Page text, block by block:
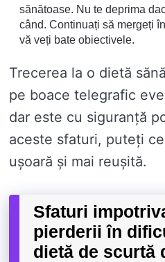
sănătoase. Nu te deprima
când. Continuați să mergeți
vă veți bate obiectivele.
Trecerea la o dietă
pe boace telegrafic
dar este cu siguranță
aceste sfaturi, puteți
ușoară și mai reușită.
Sfaturi
pierderii în
dietă de scurtă